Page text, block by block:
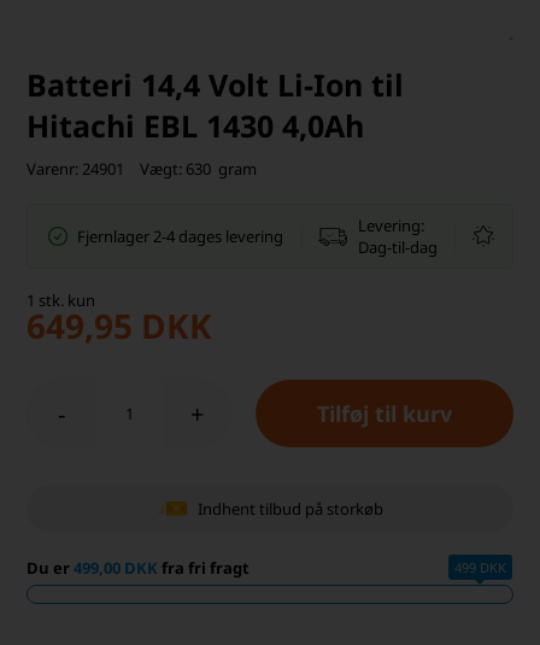
Batteri 14,4 Volt Li-Ion til
Hitachi EBL 1430 4,0Ah
Varenr: 24901 Vægt: 630 gram
Fjernlager 2-4 dages levering
Levering:
Dag-til-dag
1 stk. kun
649,95 DKK
- +
Indhent tilbud på storkøb
Du er499,00 DKK fra fri fragt 499 DKK